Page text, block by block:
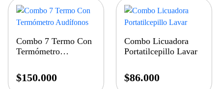
Combo 7 Termo Con
Termómetro
$150.000
Combo Licuadora
Portatilcepillo Lavar
$86.000